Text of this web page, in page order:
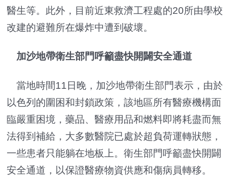
醫生等。此外，目前近東救濟工程處的20所由學校
改建的避難所在爆炸中遭到破壞。
加沙地帶衛生部門呼籲盡快開闢安全通道
當地時間11日晚，加沙地帶衛生部門表示，由於
以色列的圍困和封鎖政策，該地區所有醫療機構面
臨嚴重困境，藥品、醫療用品和燃料即將耗盡而無
法得到補給，大多數醫院已處於超負荷運轉狀態，
一些患者只能躺在地板上。衛生部門呼籲盡快開闢
安全通道，以保證醫療物資供應和傷病員轉移。